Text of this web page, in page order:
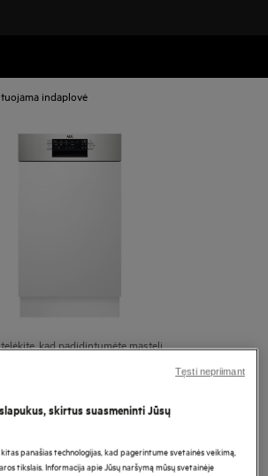
indaplovė
kad padidintumėte mastelį
indaplovė 45 cm 7000
skirtus suasmeninti Jūsų
panašias technologijas, kad pagerintume svetainės veikimą,
tikslais. Informacija apie Jūsų naršymą mūsų svetainėje
Tęsti nepriimant